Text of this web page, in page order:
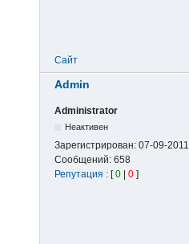
Сайт
Admin
Administrator
Неактивен
Зарегистрирован: 07-09-2011
Сообщений: 658
Репутация : [0 0 ]